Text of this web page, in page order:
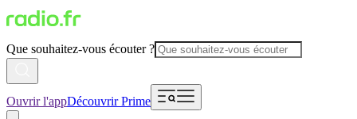
Que souhaitez-vous écouter ?
Ouvrir l'appDécouvrir Prime